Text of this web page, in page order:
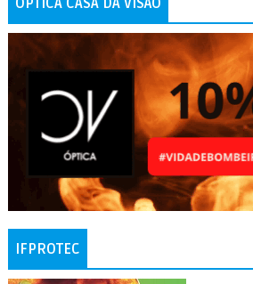
ÓPTICA CASA DA VISÃO
IFPROTEC